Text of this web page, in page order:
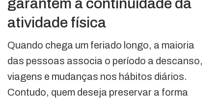
garantem a continuidade da
atividade física
Quando chega um feriado longo, a maioria
das pessoas associa o período a descanso,
viagens e mudanças nos hábitos diários.
Contudo, quem deseja preservar a forma